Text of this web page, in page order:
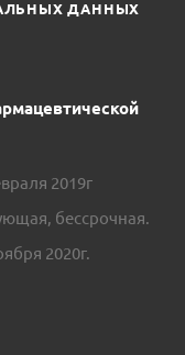
ДАННЫХ
2019г
бессрочная.
2020г.